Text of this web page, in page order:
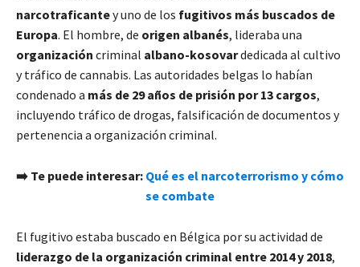
narcotraficantey uno de los fugitivos más buscados de
Europa. El hombre, de origen albanés, lideraba una
organización criminal albano-kosovardedicada al cultivo
y tráfico de cannabis. Las autoridades belgas lo habían
condenado a más de 29 años de prisión por 13 cargos,
incluyendo tráfico de drogas, falsificación de documentos y
pertenencia a organización criminal.
➡️ Te puede interesar: Qué es el narcoterrorismo y cómo
se combate
El fugitivo estaba buscado en Bélgica por su actividad de
liderazgo de la organización criminal entre 2014 y 2018,